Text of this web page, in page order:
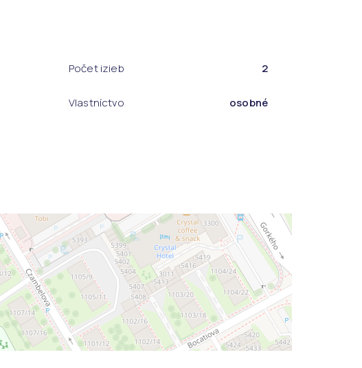
Počet izieb 2
Vlastníctvo osobné